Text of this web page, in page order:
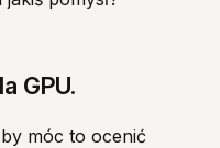
GPU.
móc to ocenić